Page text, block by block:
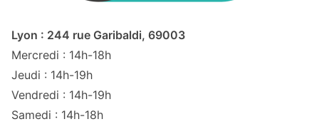
Lyon : 244 rue Garibaldi, 69003
Mercredi : 14h-18h
Jeudi : 14h-19h
Vendredi : 14h-19h
Samedi : 14h-18h